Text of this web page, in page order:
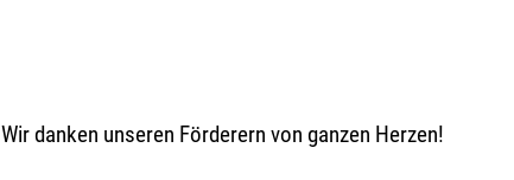
Wir danken unseren Förderern von ganzen Herzen!